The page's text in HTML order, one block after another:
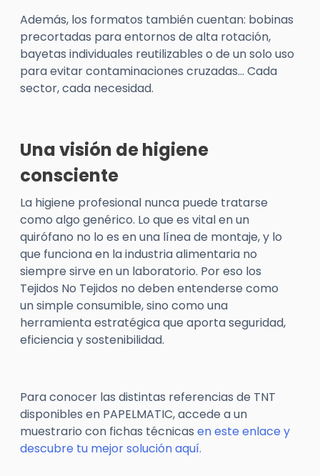
Además, los formatos también cuentan: bobinas
precortadas para entornos de alta rotación,
bayetas individuales reutilizables o de un solo uso
para evitar contaminaciones cruzadas… Cada
sector, cada necesidad.
Una visión de higiene
consciente
La higiene profesional nunca puede tratarse
como algo genérico. Lo que es vital en un
quirófano no lo es en una línea de montaje, y lo
que funciona en la industria alimentaria no
siempre sirve en un laboratorio. Por eso los
Tejidos No Tejidos no deben entenderse como
un simple consumible, sino como una
herramienta estratégica que aporta seguridad,
eficiencia y sostenibilidad.
Para conocer las distintas referencias de TNT
disponibles en PAPELMATIC, accede a un
muestrario con fichas técnicas en este enlace y
descubre tu mejor solución aquí.